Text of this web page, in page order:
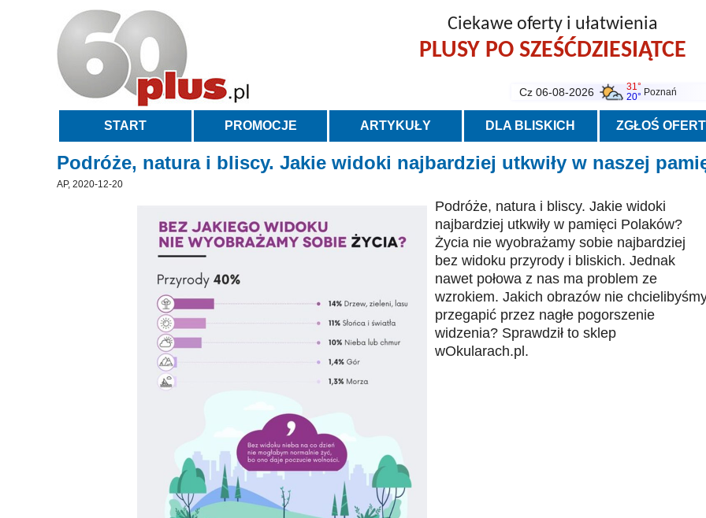
Ciekawe oferty i ułatwienia
PLUSY PO SZEŚĆDZIESIĄTCE
Cz 06-08-2026
31°
20° Poznań
START PROMOCJE ARTYKUŁY DLA BLISKICH ZGŁOŚ
Podróże, natura i bliscy. Jakie widoki najbardziej utkwiły w naszej
AP, 2020-12-20
Podróże, natura i bliscy. Jakie widoki
najbardziej utkwiły w pamięci Polaków?
Życia nie wyobrażamy sobie najbardziej
bez widoku przyrody i bliskich. Jednak
nawet połowa z nas ma problem ze
wzrokiem. Jakich obrazów nie
przegapić przez nagłe pogorszenie
widzenia? Sprawdził to sklep
wOkularach.pl.